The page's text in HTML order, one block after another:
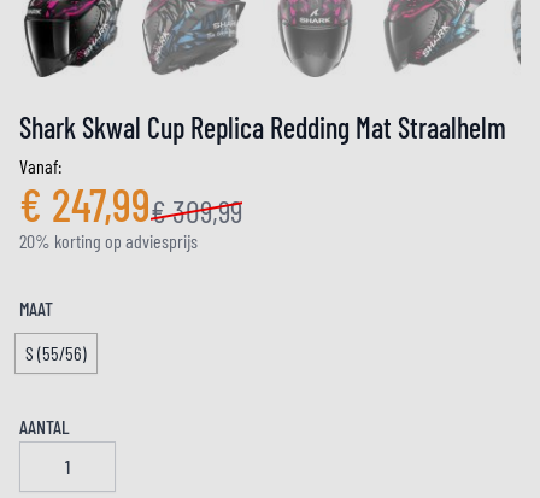
Shark Skwal Cup Replica Redding Mat Straalhelm
Vanaf:
€ 247,99€ 309,99
20% korting op adviesprijs
MAAT
S (55/56)
AANTAL